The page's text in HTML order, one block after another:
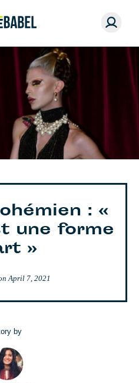
: «
une forme
»
April 7, 2021
by